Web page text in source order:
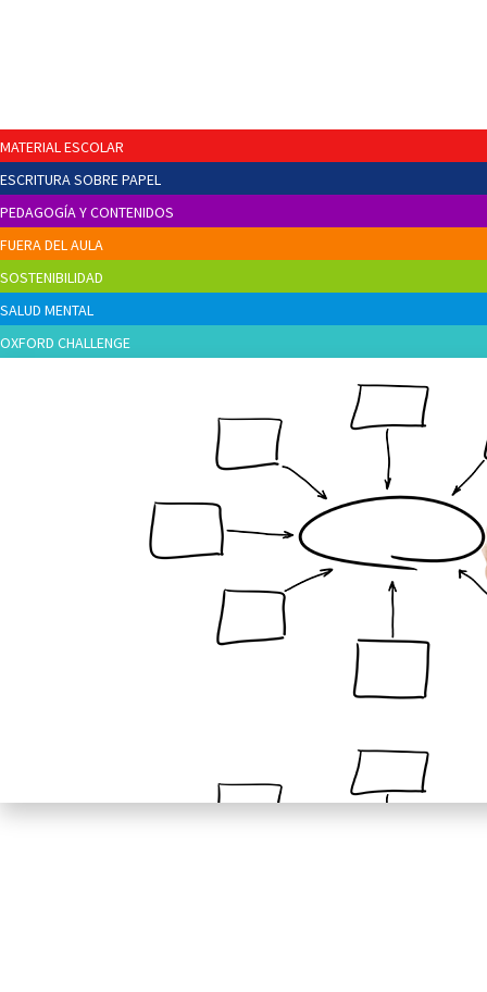
MATERIAL ESCOLAR
ESCRITURA SOBRE PAPEL
PEDAGOGÍA Y CONTENIDOS
FUERA DEL AULA
SOSTENIBILIDAD
SALUD MENTAL
OXFORD CHALLENGE